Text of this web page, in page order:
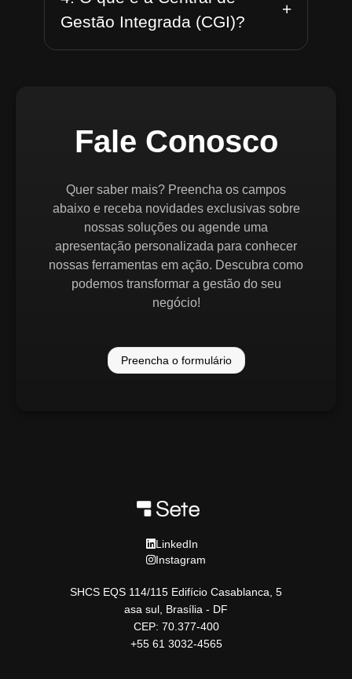
Gestão Integrada (CGI)?
+
Fale Conosco
Quer saber mais? Preencha os campos
abaixo e receba novidades exclusivas sobre
nossas soluções ou agende uma
apresentação personalizada para conhecer
nossas ferramentas em ação. Descubra como
podemos transformar a gestão do seu
negócio!
Preencha o formulário
LinkedIn
Instagram
SHCS EQS 114/115 Edifício Casablanca, 5
asa sul, Brasília - DF
CEP: 70.377-400
+55 61 3032-4565